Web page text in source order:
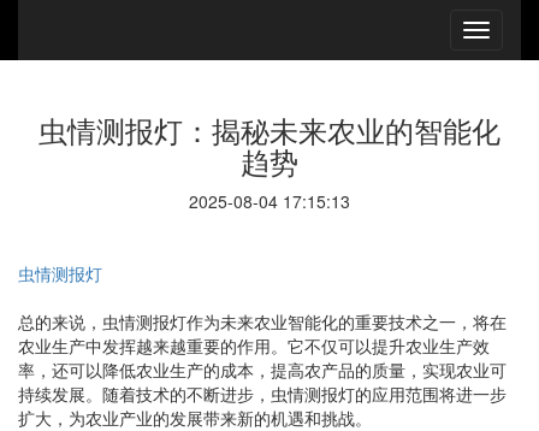
虫情测报灯：揭秘未来农业的智能化
趋势
2025-08-04 17:15:13
虫情测报灯
总的来说，虫情测报灯作为未来农业智能化的重要技术之一，将在
农业生产中发挥越来越重要的作用。它不仅可以提升农业生产效
率，还可以降低农业生产的成本，提高农产品的质量，实现农业可
持续发展。随着技术的不断进步，虫情测报灯的应用范围将进一步
扩大，为农业产业的发展带来新的机遇和挑战。